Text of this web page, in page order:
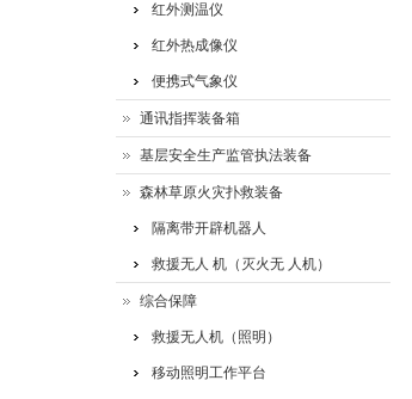
救援无人 机（灭火无 人
机）
地震搜索 机器人
红外测温仪
红外热成像仪
便携式气象仪
通讯指挥装备箱
基层安全生产监管执法装备
森林草原火灾扑救装备
隔离带开辟机器人
救援无人 机（灭火无 人机）
综合保障
救援无人机（照明）
移动照明工作平台